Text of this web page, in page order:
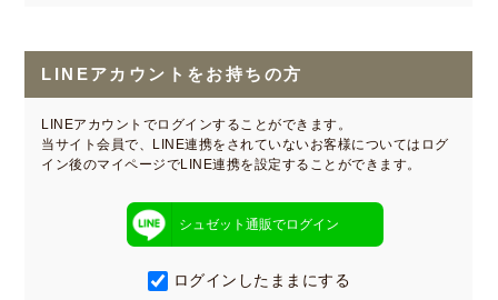
LINEアカウントをお持ちの方
LINEアカウントでログインすることができます。
当サイト会員で、LINE連携をされていないお客様についてはログ
イン後のマイページでLINE連携を設定することができます。
シュゼット通販でログイン
ログインしたままにする